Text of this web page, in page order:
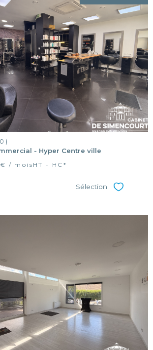
voir le
bien
- Hyper Centre ville
/ mois HT - HC*
Sélection Sélectionner
voir le
bien